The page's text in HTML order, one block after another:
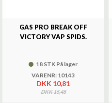
GAS PRO BREAK OFF
VICTORY VAP SPIDS.
18 STK På lager
VARENR: 10143
DKK 10,81
DKK 15,45